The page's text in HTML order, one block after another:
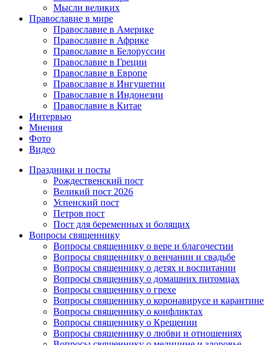
Мысли великих
Православие в мире
Православие в Америке
Православие в Африке
Православие в Белоруссии
Православие в Греции
Православие в Европе
Православие в Ингушетии
Православие в Индонезии
Православие в Китае
Интервью
Мнения
Фото
Видео
Праздники и посты
Рождественский пост
Великий пост 2026
Успенский пост
Петров пост
Пост для беременных и болящих
Вопросы священнику
Вопросы священнику о вере и благочестии
Вопросы священнику о венчании и свадьбе
Вопросы священнику о детях и воспитании
Вопросы священнику о домашних питомцах
Вопросы священнику о грехе
Вопросы священнику о коронавирусе и карантине
Вопросы священнику о конфликтах
Вопросы священнику о Крещении
Вопросы священнику о любви и отношениях